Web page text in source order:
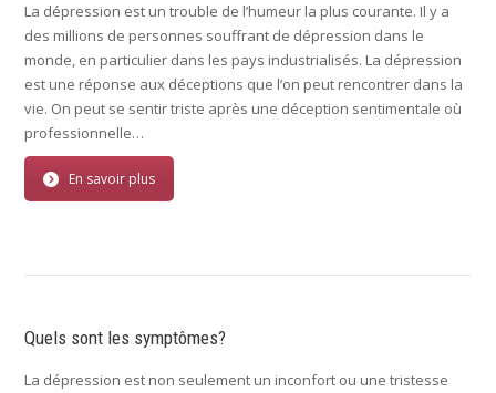
La dépression est un trouble de l’humeur la plus courante. Il y a
des millions de personnes souffrant de dépression dans le
monde, en particulier dans les pays industrialisés. La dépression
est une réponse aux déceptions que l’on peut rencontrer dans la
vie. On peut se sentir triste après une déception sentimentale où
professionnelle…
En savoir plus
Quels sont les symptômes?
La dépression est non seulement un inconfort ou une tristesse